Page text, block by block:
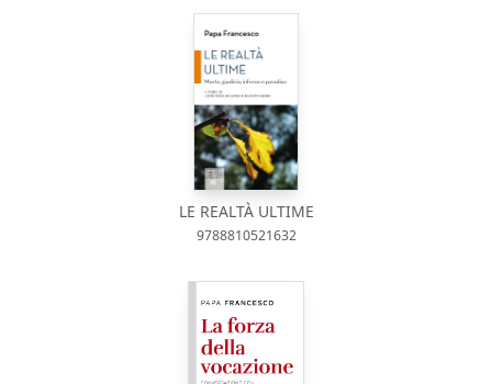
LE REALTÀ ULTIME
9788810521632